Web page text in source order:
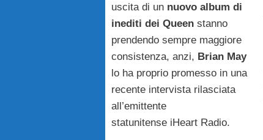
uscita di un nuovo album di
inediti dei Queen stanno
prendendo sempre maggiore
consistenza, anzi, Brian May
lo ha proprio promesso in una
recente intervista rilasciata
all’emittente
statunitense iHeart Radio.